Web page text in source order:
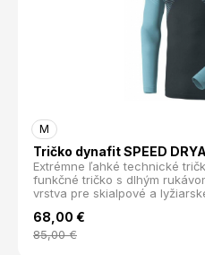
M
Tričko dynafit SPEED
Extrémne ľahké technické
funkčné tričko s dlhým
vrstva pre skialpové a
ho ocenia aj trailový bežci a
elastický materiál Dynafit
tak žekeď sa spotíte, nehrozí
veľmi mäkké a ľahké takže
68,00 €
85,00€